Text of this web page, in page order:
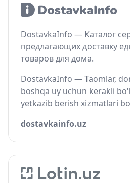
DostavkaInfo — Каталог
предлагающих доставку
товаров для дома.
DostavkaInfo — Taomlar,
boshqa uy uchun kerakli
yetkazib berish xizmatlari
dostavkainfo.uz